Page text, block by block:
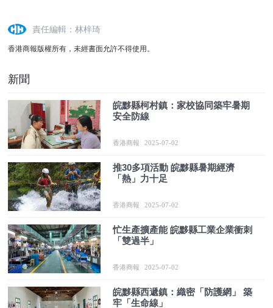
責任編輯：林梓琦
香港商報版權所有，未經書面允許不得使用。
新聞
皖黟縣柯村鎮：家校協同築牢暑期
安全防線
香港商報 2025-07-02
推30多項活動 皖黟縣暑期經濟
「熱」力十足
香港商報 2025-07-02
忙生產擴產能 皖黟縣工業企業衝刺
「雙過半」
香港商報 2025-07-02
皖黟縣西遞鎮：織密「防護網」 築
牢「生命線」